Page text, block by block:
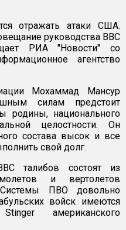
отражать атаки США.
руководства ВВС
РИА "Новости" со
агентство
Мохаммад Мансур
силам предстоит
родины, национального
целостности. Он
состава высок и все
свой долг.
талибов состоят из
и вертолетов
Системы ПВО довольно
войск имеются
американского